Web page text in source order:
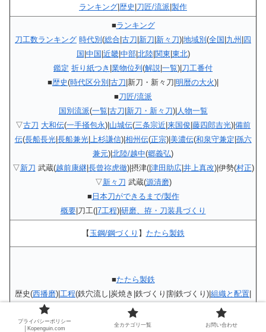
ランキング 歴史 刀匠/流派 製作
■ランキング
刀工数ランキング 時代別 (総合 古刀 新刀 新々刀)| 地域別 (全国 九州 四
国 中国 近畿| 中部| 北陸| 関東 東北)
鑑定 折り紙つき 業物位列 (解説 一覧)| 刀工番付
■歴史(時代区分別 古刀 |新刀・新々刀| 明暦の大火)|
■刀匠/流派
国別流派(一覧 古刀 新刀・新々刀)| 人物一覧
▽古刀 大和伝(一手掻包永)| 山城伝(三条宗近 来国俊 藤四郎吉光)| 備前
伝(長船長光| 長船兼光| 上杉謙信)| 相州伝(正宗)| 美濃伝(和泉守兼定 孫六
兼元)| 北陸/越中(郷義弘)
▽新刀 武蔵(越前康継| 長曾祢虎徹)|摂津(| 津田助広| 井上真改)|伊勢(村正)
▽新々刀 武蔵(源清磨)
■ 日本刀ができるまで/製作
概要|刀工(| 7工程)| 研磨、拵・刀装具づくり
【 玉鋼/鋼づくり 】 たたら製鉄
■たたら製鉄
歴史(西播磨)| 工程(鉄穴流し|炭焼き|鉄づくり|割鉄づくり)| 組織と配置
名刀/製作工程
工程
プライバシーポリシー
│Kopenguin.com
全カテゴリ一覧 お問い合わせ